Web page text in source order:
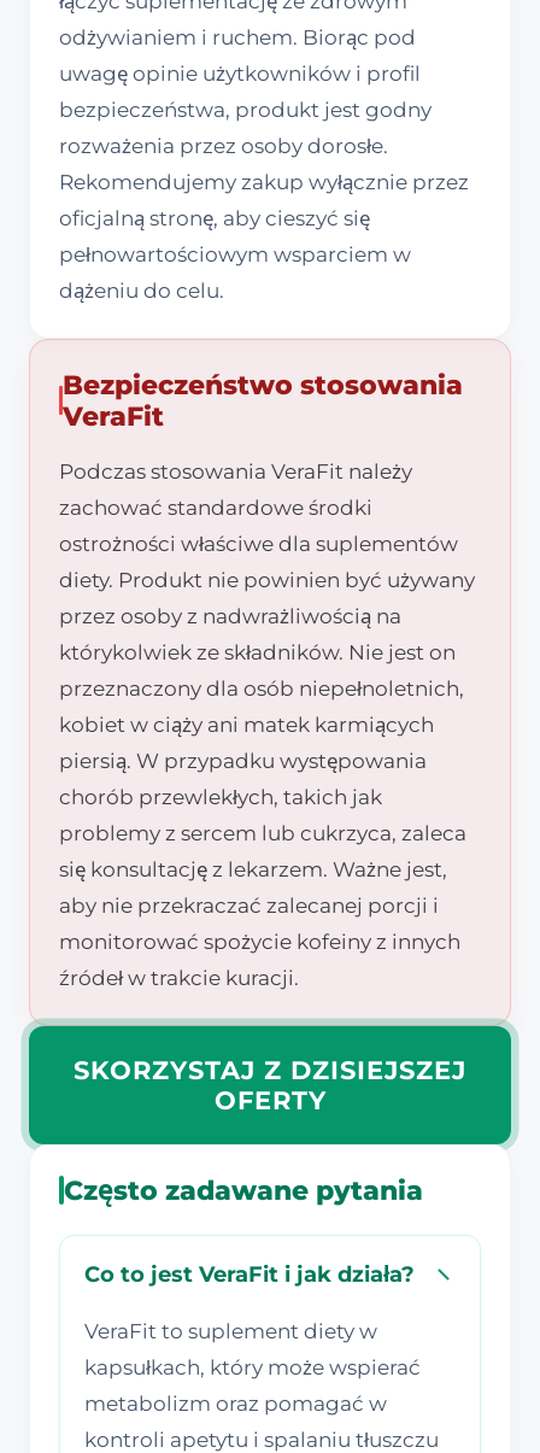
odżywianiem i ruchem. Biorąc pod
uwagę opinie użytkowników i profil
bezpieczeństwa, produkt jest godny
rozważenia przez osoby dorosłe.
Rekomendujemy zakup wyłącznie przez
oficjalną stronę, aby cieszyć się
pełnowartościowym wsparciem w
dążeniu do celu.
Bezpieczeństwo stosowania
VeraFit
Podczas stosowania VeraFit należy
zachować standardowe środki
ostrożności właściwe dla suplementów
diety. Produkt nie powinien być używany
przez osoby z nadwrażliwością na
którykolwiek ze składników. Nie jest on
przeznaczony dla osób niepełnoletnich,
kobiet w ciąży ani matek karmiących
piersią. W przypadku występowania
chorób przewlekłych, takich jak
problemy z sercem lub cukrzyca, zaleca
się konsultację z lekarzem. Ważne jest,
aby nie przekraczać zalecanej porcji i
monitorować spożycie kofeiny z innych
źródeł w trakcie kuracji.
SKORZYSTAJ Z DZISIEJSZEJ
OFERTY
Często zadawane pytania
Co to jest VeraFit i jak działa?
VeraFit to suplement diety w
kapsułkach, który może wspierać
metabolizm oraz pomagać w
kontroli apetytu i spalaniu tłuszczu